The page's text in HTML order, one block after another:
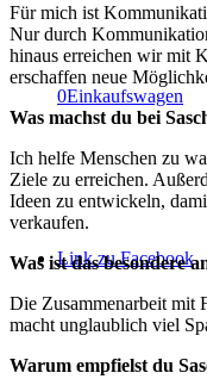
0Einkaufswagen
Link zu Facebook
Für mich ist
Nur durch
hinaus erreichen wir mit
erschaffen neue
Was machst du bei
Ich helfe Menschen zu
Ziele zu erreichen.
Ideen zu entwickeln,
verkaufen.
Was ist das besondere
Die Zusammenarbeit mit
macht unglaublich viel
Warum empfielst du